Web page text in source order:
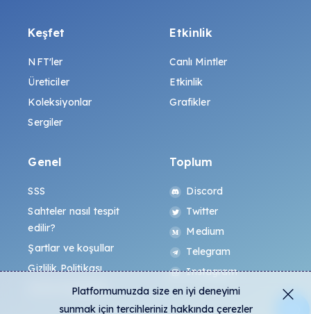
Keşfet
NFT'ler
Üreticiler
Koleksiyonlar
Sergiler
Etkinlik
Canlı Mintler
Etkinlik
Grafikler
Genel
SSS
Sahteler nasıl tespit
edilir?
Şartlar ve koşullar
Gizlilik Politikası
All-Art Protokolü
Toplum
Discord
Twitter
Medium
Telegram
Instagram
Platformumuzda size en iyi deneyimi
sunmak için tercihleriniz hakkında çerezler